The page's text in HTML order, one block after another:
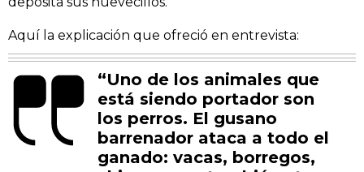
Aquí la explicación que ofreció en entrevista:
“Uno de los animales que
está siendo portador son
los perros. El gusano
barrenador ataca a todo el
ganado: vacas, borregos,